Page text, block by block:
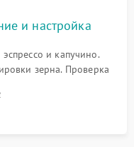
и настройка
и капучино.
зерна. Проверка
напитка и
посторонних